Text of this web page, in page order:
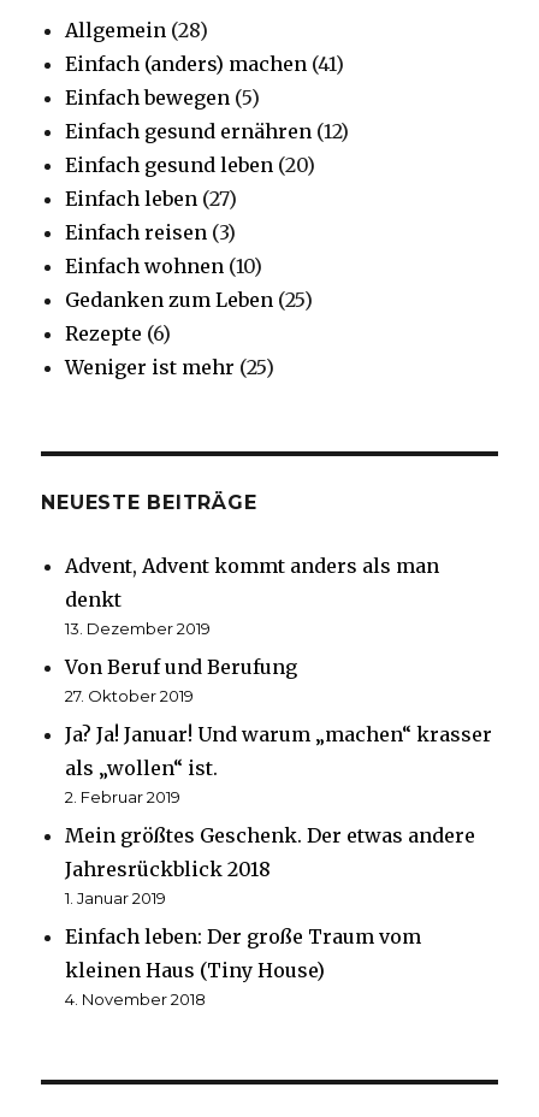
Allgemein (28)
Einfach (anders) machen (41)
Einfach bewegen (5)
Einfach gesund ernähren (12)
Einfach gesund leben (20)
Einfach leben (27)
Einfach reisen (3)
Einfach wohnen (10)
Gedanken zum Leben (25)
Rezepte (6)
Weniger ist mehr (25)
NEUESTE BEITRÄGE
Advent, Advent kommt anders als man
denkt
13. Dezember 2019
Von Beruf und Berufung
27. Oktober 2019
Ja? Ja! Januar! Und warum „machen“ krasser
als „wollen“ ist.
2. Februar 2019
Mein größtes Geschenk. Der etwas andere
Jahresrückblick 2018
1. Januar 2019
Einfach leben: Der große Traum vom
kleinen Haus (Tiny House)
4. November 2018